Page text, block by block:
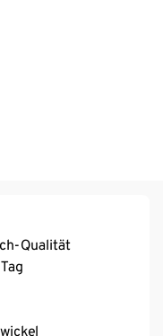
Qualität